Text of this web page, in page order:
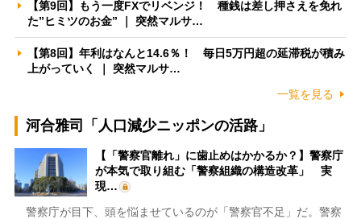
【第9回】もう一度FXでリベンジ！ 種銭は差し押さえを免れ
た”ヒミツのお金” ｜ 突然マルサ…
【第8回】年利はなんと14.6％！ 毎日5万円超の延滞税が積み
上がっていく ｜ 突然マルサ…
一覧を見る
河合雅司「人口減少ニッポンの活路」
【「警察官離れ」に歯止めはかかるか？】警察庁
が本気で取り組む「警察組織の構造改革」 実
現…
警察庁が目下、頭を悩ませているのが「警察官不足」だ。警察